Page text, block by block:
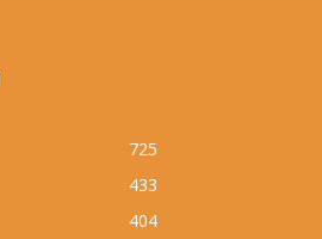
725
433
404